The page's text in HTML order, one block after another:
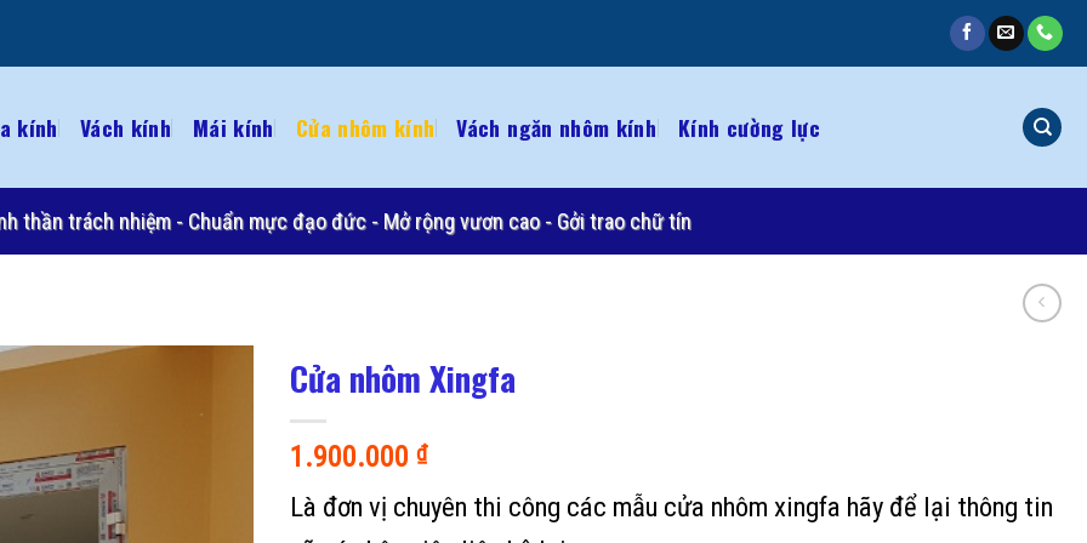
kính Vách kính Mái kính Cửa nhôm kính Vách ngăn nhôm kính Kính cường lực
thần trách nhiệm - Chuẩn mực đạo đức - Mở rộng vươn cao - Gởi trao chữ tín
Cửa nhôm Xingfa
1.900.000 ₫
Là đơn vị chuyên thi công các mẫu cửa nhôm xingfa hãy để lại thông tin